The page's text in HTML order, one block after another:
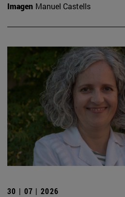
Imagen Manuel Castells
30 | 07 | 2026